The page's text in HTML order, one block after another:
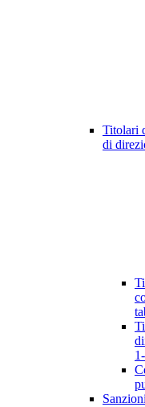
Titolari
di